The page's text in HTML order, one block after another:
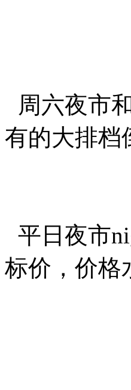
周六夜市
有的大排档
平日夜市
标价，价格